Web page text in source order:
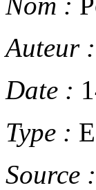
Auteur :
Date :
Type :
Source :